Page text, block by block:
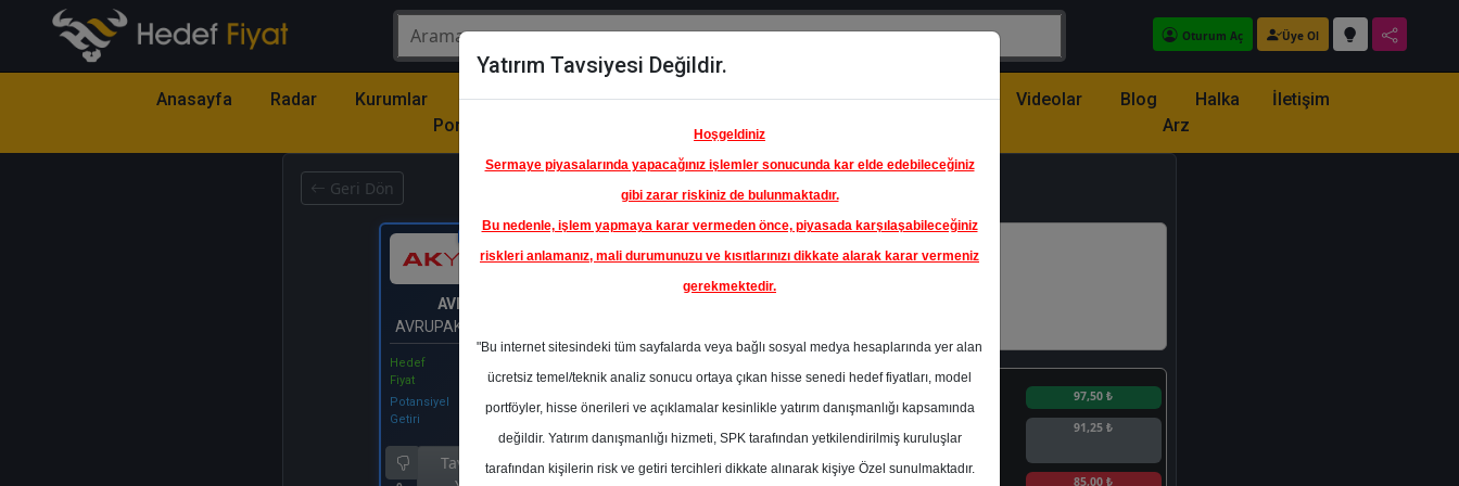
Oturum Aç Üye Ol
Anasayfa Radar Kurumlar
Model
Portföy
Hisse
Öne
Çıkanlar
Raporlar Partnerlerimiz Videolar Blog
Halka
Arz
İletişim
Geri Dön
AVPGY
AVRUPAKENT GMYO
Hedef
Fiyat
Potansiyel
Getiri
%0.00
Tavsiye
En Yüksek Tahmin 97,50 ₺
Ortalama Fiyat
Tahmini
91,25 ₺
85,00 ₺
Yatırım Tavsiyesi Değildir.
Hoşgeldiniz
Sermaye piyasalarında yapacağınız işlemler sonucunda kar elde edebileceğiniz
gibi zarar riskiniz de bulunmaktadır.
Bu nedenle, işlem yapmaya karar vermeden önce, piyasada karşılaşabileceğiniz
riskleri anlamanız, mali durumunuzu ve kısıtlarınızı dikkate alarak karar vermeniz
gerekmektedir.
"Bu internet sitesindeki tüm sayfalarda veya bağlı sosyal medya hesaplarında yer alan
ücretsiz temel/teknik analiz sonucu ortaya çıkan hisse senedi hedef fiyatları, model
portföyler, hisse önerileri ve açıklamalar kesinlikle yatırım danışmanlığı kapsamında
değildir. Yatırım danışmanlığı hizmeti, SPK tarafından yetkilendirilmiş kuruluşlar
tarafından kişilerin risk ve getiri tercihleri dikkate alınarak kişiye Özel sunulmaktadır.